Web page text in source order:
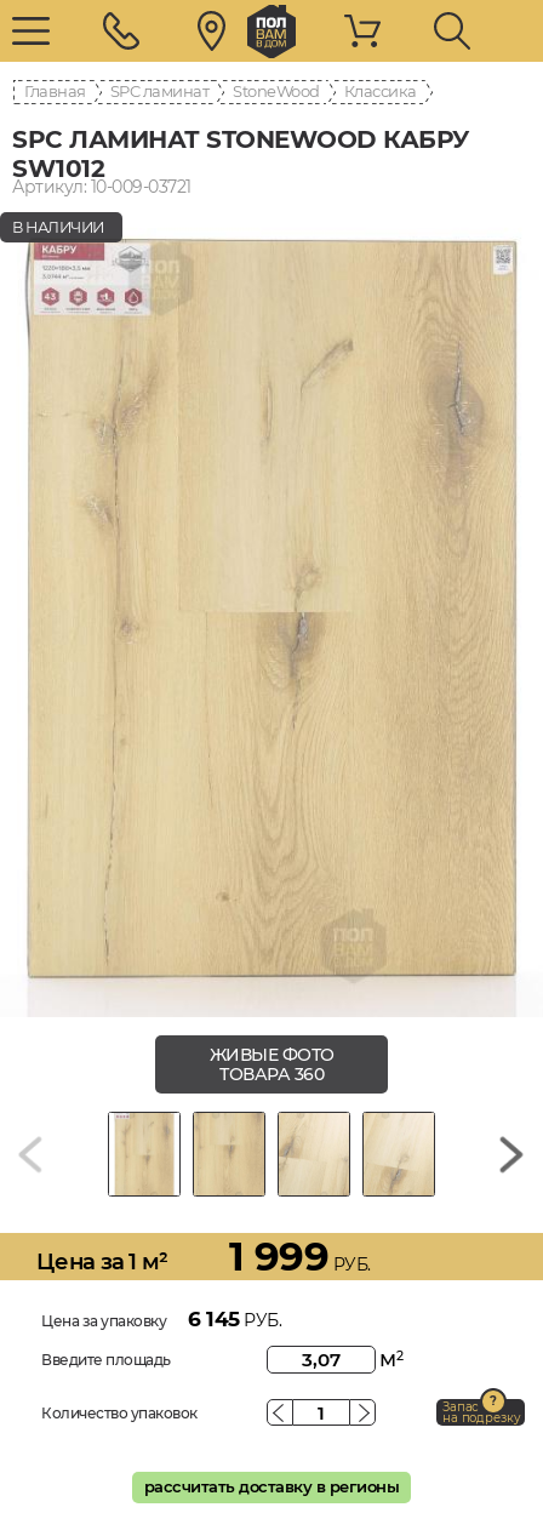
Главная SPC ламинат StoneWood Классика
SPC ЛАМИНАТ STONEWOOD КАБРУ
SW1012
Артикул: 10-009-03721
В НАЛИЧИИ
ЖИВЫЕ ФОТО
ТОВАРА 360
Цена за 1 м² 1 999 РУБ.
Цена за упаковку 6 145РУБ.
Введите площадь м2
Количество упаковок Запас
на подрезку
рассчитать доставку в регионы